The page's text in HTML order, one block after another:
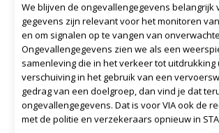
We blijven de ongevallengegevens belangrijk
gegevens zijn relevant voor het monitoren
en om signalen op te vangen van
Ongevallengegevens zien we als een
samenleving die in het verkeer tot uitdrukking
verschuiving in het gebruik van een
gedrag van een doelgroep, dan vind je dat
ongevallengegevens. Dat is voor VIA ook de
met de politie en verzekeraars opnieuw in